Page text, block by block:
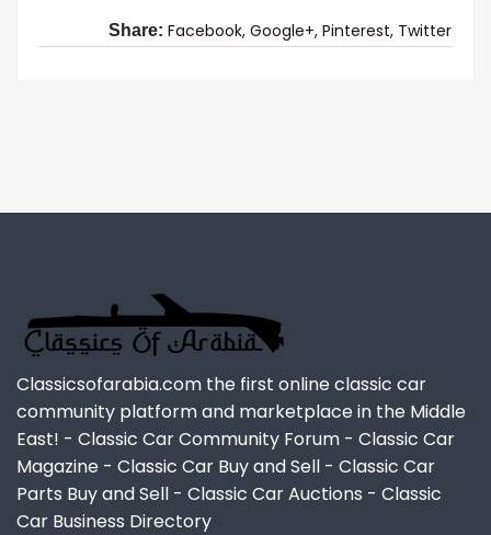
Share: Facebook, Google+, Pinterest, Twitter
Classicsofarabia.com the first online classic car
community platform and marketplace in the Middle
East! - Classic Car Community Forum - Classic Car
Magazine - Classic Car Buy and Sell - Classic Car
Parts Buy and Sell - Classic Car Auctions - Classic
Car Business Directory